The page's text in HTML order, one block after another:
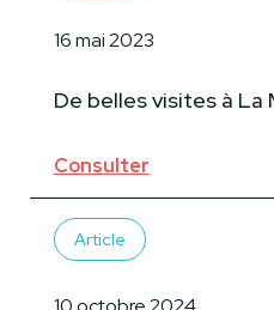
De belles visites à La
16 mai 2023
Consulter
Article